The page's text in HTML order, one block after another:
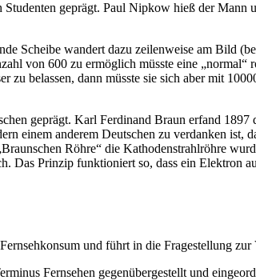
geprägt. Paul Nipkow hieß der
Scheibe wandert dazu zeilenweise am Bild
von 600 zu ermöglich müsste eine
belassen, dann müsste sie sich aber mit
geprägt. Karl Ferdinand Braun erfand
einem anderem Deutschen zu verdanken ist,
Röhre“ die Kathodenstrahlröhre
Das Prinzip funktioniert so, dass ein Elektron
und führt in die Fragestellung zur
Fernsehen gegenübergestellt und